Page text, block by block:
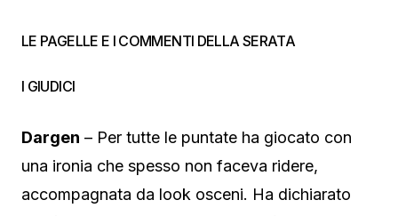
LE PAGELLE E I COMMENTI DELLA SERATA
I GIUDICI
Dargen – Per tutte le puntate ha giocato con
una ironia che spesso non faceva ridere,
accompagnata da look osceni. Ha dichiarato